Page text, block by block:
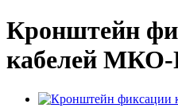
Кронштейн
кабелей